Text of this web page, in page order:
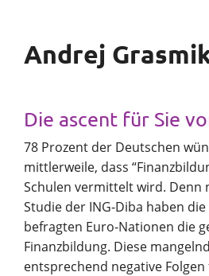
Andrej
Die ascent für Sie
78 Prozent der Deutschen
mittlerweile, dass
Schulen vermittelt wird. Denn
Studie der ING-Diba haben
befragten Euro-Nationen die
Finanzbildung. Diese
entsprechend negative